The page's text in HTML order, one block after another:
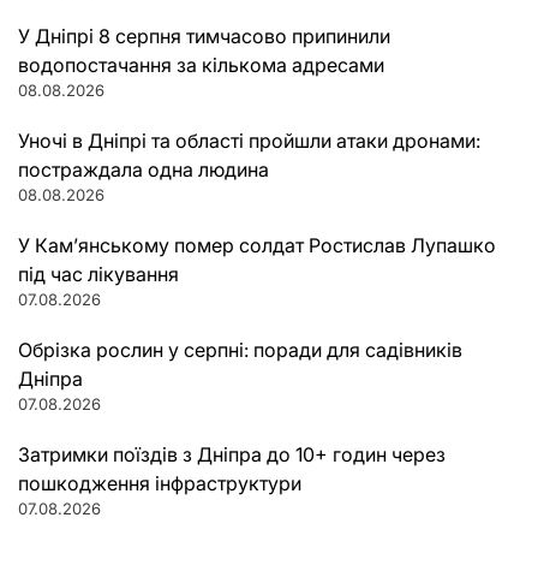
У Дніпрі 8 серпня тимчасово припинили
водопостачання за кількома адресами
08.08.2026
Уночі в Дніпрі та області пройшли атаки дронами:
постраждала одна людина
08.08.2026
У Кам’янському помер солдат Ростислав Лупашко
під час лікування
07.08.2026
Обрізка рослин у серпні: поради для садівників
Дніпра
07.08.2026
Затримки поїздів з Дніпра до 10+ годин через
пошкодження інфраструктури
07.08.2026